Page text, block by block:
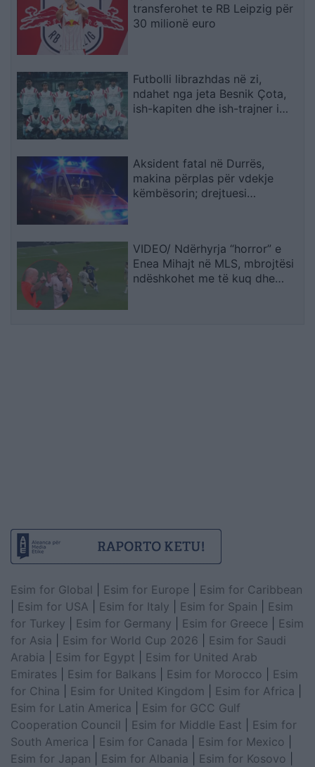
transferohet te RB Leipzig për
30 milionë euro
Futbolli librazhdas në zi,
ndahet nga jeta Besnik Çota,
ish-kapiten dhe ish-trajner i
Aksident fatal në Durrës,
makina përplas për vdekje
këmbësorin; drejtuesi
VIDEO/ Ndërhyrja “horror” e
Enea Mihajt në MLS, mbrojtësi
ndëshkohet me të kuq dhe
Esim for Global Esim for Europe
Esim for Caribbean
Esim for USA Esim for Italy Esim for Spain
Esim
for Turkey
Esim for Germany Esim for Greece
Esim
for Asia
Esim for World Cup 2026
Esim for Saudi
Arabia
Esim for Egypt
Esim for United Arab
Emirates
Esim for Balkans Esim for Morocco
Esim
for China
Esim for United Kingdom Esim for Africa
Esim for Latin America
Esim for GCC Gulf
Cooperation Council
Esim for Middle East
Esim for
South America
Esim for Canada Esim for Mexico
Esim for Japan
Esim for Albania Esim for Kosovo